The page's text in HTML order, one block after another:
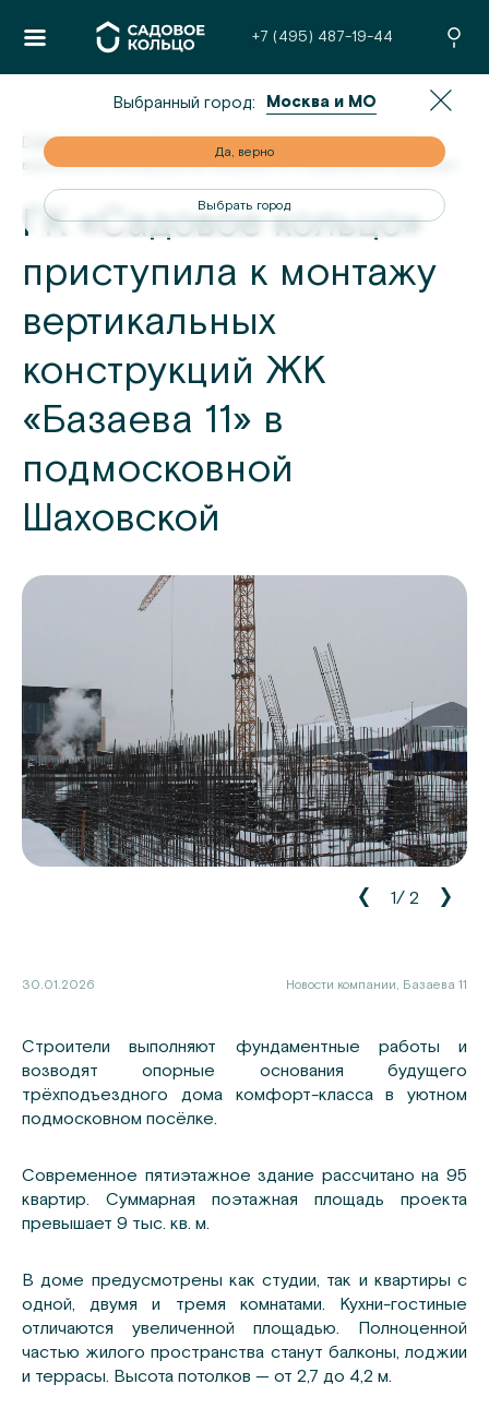
+7 (495) 487-19-44
Главная/Новости/ГК «Садовое кольцо» приступила к монтажу
вертикальных конструкций ЖК «Базаева 11» в подмосковной Шаховской
ГК «Садовое кольцо»
приступила к монтажу
вертикальных
конструкций ЖК
«Базаева 11» в
подмосковной
Шаховской
1/ 2
30.01.2026 Новости компании, Базаева 11
Строители выполняют фундаментные работы и
возводят опорные основания будущего
трёхподъездного дома комфорт-класса в уютном
подмосковном посёлке.
Современное пятиэтажное здание рассчитано на 95
квартир. Суммарная поэтажная площадь проекта
превышает 9 тыс. кв. м.
В доме предусмотрены как студии, так и квартиры с
одной, двумя и тремя комнатами. Кухни-гостиные
отличаются увеличенной площадью. Полноценной
частью жилого пространства станут балконы, лоджии
и террасы. Высота потолков — от 2,7 до 4,2 м.
Выбранный город: Москва и МО
Да, верно
Выбрать город